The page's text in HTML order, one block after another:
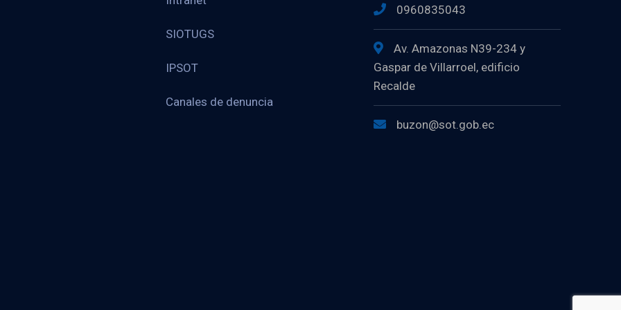
SIOTUGS
IPSOT
Canales de denuncia
0960835043
Av. Amazonas N39-234 y
Gaspar de Villarroel, edificio
Recalde
buzon@sot.gob.ec